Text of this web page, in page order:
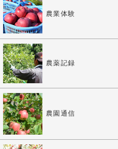
農業体験
農薬記録
農園通信